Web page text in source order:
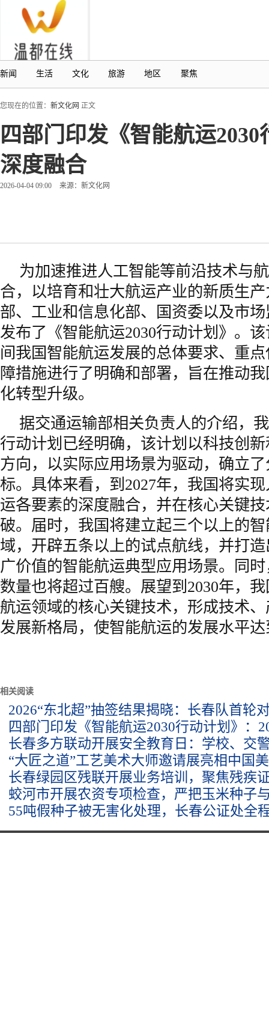
新闻 生活 文化 旅游 地区 聚焦
您现在的位置： 新文化网 正文
四部门印发《智能航运
深度融合
2026-04-04 09:00 来源：新文化网
为加速推进人工智能等前沿技术与
合，以培育和壮大航运产业的新质生
部、工业和信息化部、国资委以及市
发布了《智能航运2030行动计划》。
间我国智能航运发展的总体要求、重
障措施进行了明确和部署，旨在推动
化转型升级。
据交通运输部相关负责人的介绍，
行动计划已经明确，该计划以科技创
方向，以实际应用场景为驱动，确立
标。具体来看，到2027年，我国将实
运各要素的深度融合，并在核心关键
破。届时，我国将建立起三个以上的
域，开辟五条以上的试点航线，并打
广价值的智能航运典型应用场景。同
数量也将超过百艘。展望到2030年，
航运领域的核心关键技术，形成技术
发展新格局，使智能航运的发展水平
相关阅读
2026“东北超”抽签结果揭晓：长春队首轮
四部门印发《智能航运2030行动计划》：
长春多方联动开展安全教育日：学校、交
“大匠之道”工艺美术大师邀请展亮相中国
长春绿园区残联开展业务培训，聚焦残疾
蛟河市开展农资专项检查，严把玉米种子
55吨假种子被无害化处理，长春公证处全